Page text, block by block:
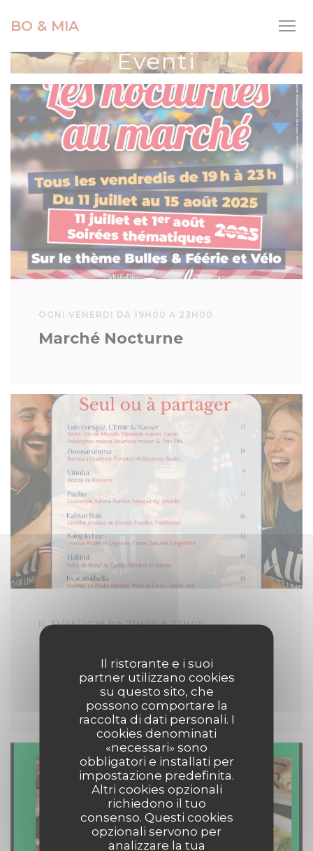
Il ristorante e i suoi
partner utilizzano cookies
su questo sito, che
possono comportare la
raccolta di dati personali. I
cookies denominati
«necessari» sono
obbligatori e installati per
impostazione predefinita.
Altri cookies opzionali
richiedono il tuo
consenso. Questi cookies
opzionali servono per
analizzare la tua
BO & MIA
Eventi
OGNI VENERDI DA 19H00 A 23H00
Marché Nocturne
IL 31/05/2025 DA 21H00 A 23H00
Finale de la Champions
League